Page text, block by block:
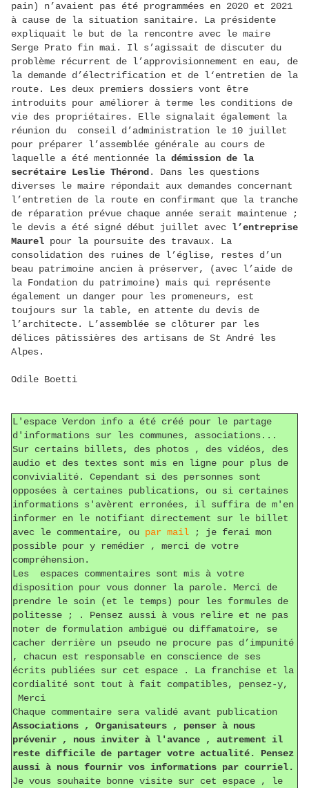
pain) n’avaient pas été programmées en 2020 et 2021
à cause de la situation sanitaire. La présidente
expliquait le but de la rencontre avec le maire
Serge Prato fin mai. Il s’agissait de discuter du
problème récurrent de l’approvisionnement en eau, de
la demande d’électrification et de l‘entretien de la
route. Les deux premiers dossiers vont être
introduits pour améliorer à terme les conditions de
vie des propriétaires. Elle signalait également la
réunion du conseil d’administration le 10 juillet
pour préparer l’assemblée générale au cours de
laquelle a été mentionnée la démission de la
secrétaire Leslie Thérond . Dans les questions
diverses le maire répondait aux demandes concernant
l’entretien de la route en confirmant que la tranche
de réparation prévue chaque année serait maintenue ;
le devis a été signé début juillet avec l’entreprise
Maurel pour la poursuite des travaux. La
consolidation des ruines de l’église, restes d’un
beau patrimoine ancien à préserver, (avec l’aide de
la Fondation du patrimoine) mais qui représente
également un danger pour les promeneurs, est
toujours sur la table, en attente du devis de
l’architecte. L’assemblée se clôturer par les
délices pâtissières des artisans de St André les
Alpes.
Odile Boetti
L'espace Verdon info a été créé pour le partage
d'informations sur les communes, associations...
Sur certains billets, des photos , des vidéos, des
audio et des textes sont mis en ligne pour plus de
convivialité. Cependant si des personnes sont
opposées à certaines publications, ou si certaines
informations s'avèrent erronées, il suffira de m'en
informer en le notifiant directement sur le billet
avec le commentaire, ou par mail ; je ferai mon
possible pour y remédier , merci de votre
compréhension.
Les espaces commentaires sont mis à votre
disposition pour vous donner la parole. Merci de
prendre le soin (et le temps) pour les formules de
politesse ; . Pensez aussi à vous relire et ne pas
noter de formulation ambiguë ou diffamatoire, se
cacher derrière un pseudo ne procure pas d’impunité
, chacun est responsable en conscience de ses
écrits publiées sur cet espace . La franchise et la
cordialité sont tout à fait compatibles, pensez-y,
Merci
Chaque commentaire sera validé avant publication
Associations , Organisateurs , penser à nous
prévenir , nous inviter à l'avance , autrement il
reste difficile de partager votre actualité. Pensez
aussi à nous fournir vos informations par courriel.
Je vous souhaite bonne visite sur cet espace , le